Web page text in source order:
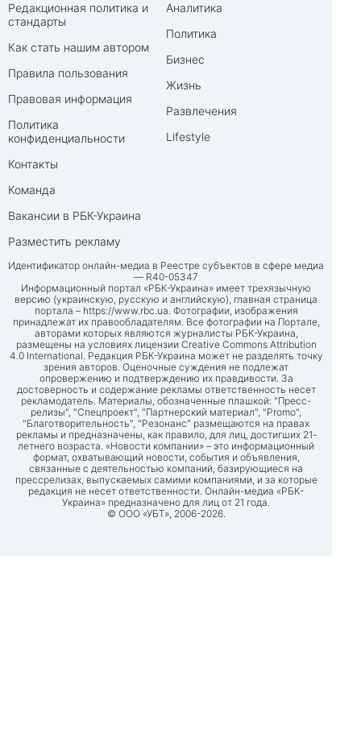
Редакционная политика и
стандарты
Как стать нашим автором
Правила пользования
Правовая информация
Политика
конфиденциальности
Контакты
Команда
Вакансии в РБК-Украина
Разместить рекламу
Аналитика
Политика
Бизнес
Жизнь
Развлечения
Lifestyle
Идентификатор онлайн-медиа в Реестре субъектов в сфере медиа
— R40-05347
Информационный портал «РБК-Украина» имеет трехязычную
версию (украинскую, русскую и английскую), главная страница
портала – https://www.rbc.ua. Фотографии, изображения
принадлежат их правообладателям. Все фотографии на Портале,
авторами которых являются журналисты РБК-Украина,
размещены на условиях лицензии Creative Commons Attribution
4.0 International. Редакция РБК-Украина может не разделять точку
зрения авторов. Оценочные суждения не подлежат
опровержению и подтверждению их правдивости. За
достоверность и содержание рекламы ответственность несет
рекламодатель. Материалы, обозначенные плашкой: "Пресс-
релизы", "Спецпроект", "Партнерский материал", "Promo",
"Благотворительность", "Резонанс" размещаются на правах
рекламы и предназначены, как правило, для лиц, достигших 21-
летнего возраста. «Новости компании» – это информационный
формат, охватывающий новости, события и объявления,
связанные с деятельностью компаний, базирующиеся на
прессрелизах, выпускаемых самими компаниями, и за которые
редакция не несет ответственности. Онлайн-медиа «РБК-
Украина» предназначено для лиц от 21 года.
© ООО «УБТ», 2006-2026.